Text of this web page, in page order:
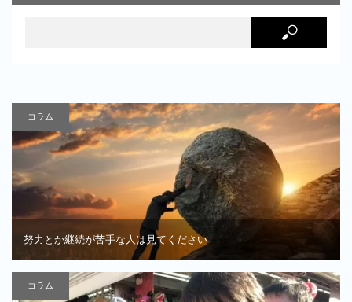
コラム
努力とか継続が苦手な人は見てください
コラム